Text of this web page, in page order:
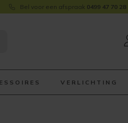
Bel voor een afspraak 0499 47 70 28
VERLICHTING